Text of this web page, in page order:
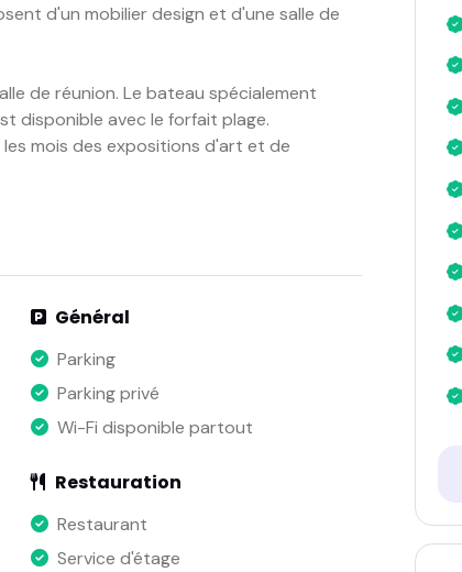
d'un mobilier design et d'une salle de
de réunion. Le bateau spécialement
disponible avec le forfait plage.
mois des expositions d'art et de
Général
Parking
Parking privé
Wi-Fi disponible partout
Restauration
Restaurant
Service d'étage